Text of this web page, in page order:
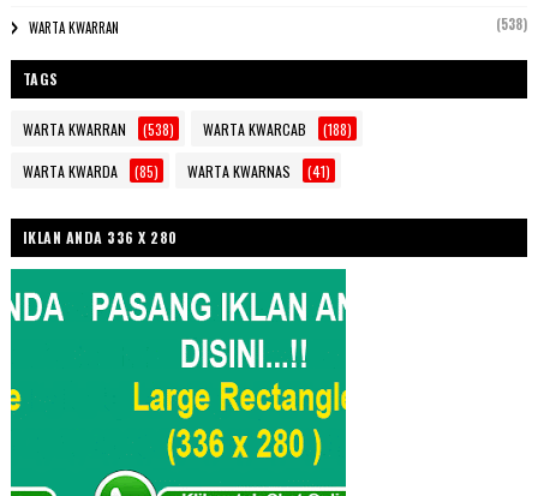
WARTA KWARRAN (538)
TAGS
WARTA KWARRAN (538) WARTA KWARCAB (188)
WARTA KWARDA (85) WARTA KWARNAS (41)
IKLAN ANDA 336 X 280